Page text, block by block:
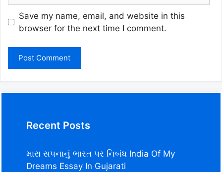
Save my name, email, and website in this
browser for the next time I comment.
Recent Posts
મારા સપનાનું ભારત પર નિબંધ India Of My
Dreams Essay In Gujarati